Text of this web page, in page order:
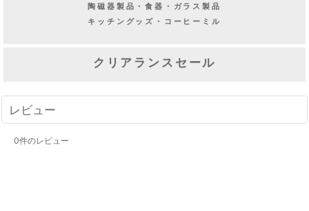
陶磁器製品・食器・ガラス製品
キッチングッズ・コーヒーミル
クリアランスセール
レビュー
0件のレビュー